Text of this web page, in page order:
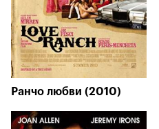
Ранчо любви (2010)